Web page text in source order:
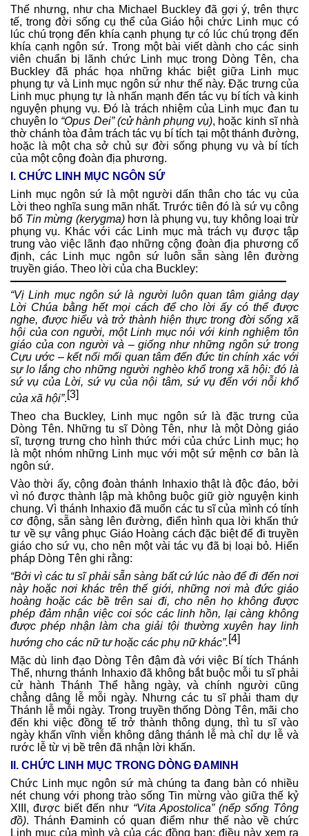
Thế nhưng, như cha Michael Buckley đã gợi ý, trên thực
tế, trong đời sống cụ thể của Giáo hội chức Linh mục có
lúc chú trọng đến khía cạnh phụng tự có lúc chú trọng đến
khía cạnh ngôn sứ. Trong một bài viết dành cho các sinh
viên chuẩn bị lãnh chức Linh mục trong Dòng Tên, cha
Buckley đã phác họa những khác biệt giữa Linh mục
phụng tự và Linh mục ngôn sứ như thế này. Đặc trưng của
Linh mục phụng tự là nhấn mạnh đến tác vụ bí tích và kinh
nguyện phụng vụ. Đó là trách nhiệm của Linh mục đan tu
chuyên lo “Opus Dei” (cử hành phụng vụ), hoặc kinh sĩ nhà
thờ chánh tòa đảm trách tác vụ bí tích tại một thánh đường,
hoặc là một cha sở chủ sự đời sống phụng vụ và bí tích
của một cộng đoàn địa phương.
I. CHỨC LINH MỤC NGÔN SỨ
Linh mục ngôn sứ là một người dấn thân cho tác vụ của
Lời theo nghĩa sung mãn nhất. Trước tiên đó là sứ vụ công
bố Tin mừng (kerygma)hơn là phụng vụ, tuy không loại trừ
phụng vụ. Khác với các Linh mục mà trách vụ được tập
trung vào việc lãnh đạo những cộng đoàn địa phương cố
định, các Linh mục ngôn sứ luôn sẵn sàng lên đường
truyền giáo. Theo lời của cha Buckley:
“Vị Linh mục ngôn sứ là người luôn quan tâm giảng dạy
Lời Chúa bằng hết mọi cách để cho lời ấy có thể được
nghe, được hiểu và trở thành hiện thực trong đời sống xã
hội của con người, một Linh mục nói với kinh nghiệm tôn
giáo của con người và – giống như những ngôn sứ trong
Cựu ước – kết nối mối quan tâm đến đức tin chính xác với
sự lo lắng cho những người nghèo khổ trong xã hội: đó là
sứ vụ của Lời, sứ vụ của nội tâm, sứ vụ đến với nỗi khổ
của xã hội”.[3]
Theo cha Buckley, Linh mục ngôn sứ là đặc trưng của
Dòng Tên. Những tu sĩ Dòng Tên, như là một Dòng giáo
sĩ, tượng trưng cho hình thức mới của chức Linh mục; họ
là một nhóm những Linh mục với một sứ mệnh cơ bản là
ngôn sứ.
Vào thời ấy, cộng đoàn thánh Inhaxio thật là độc đáo, bởi
vì nó được thành lập mà không buộc giữ giờ nguyện kinh
chung. Vì thánh Inhaxio đã muốn các tu sĩ của mình có tính
cơ động, sẵn sàng lên đường, điển hình qua lời khấn thứ
tư về sự vâng phục Giáo Hoàng cách đặc biệt để đi truyền
giáo cho sứ vụ, cho nên một vài tác vụ đã bị loại bỏ. Hiến
pháp Dòng Tên ghi rằng:
“Bởi vì các tu sĩ phải sẵn sàng bất cứ lúc nào để đi đến nơi
này hoặc nơi khác trên thế giới, những nơi mà đức giáo
hoàng hoặc các bề trên sai đi, cho nên họ không được
phép đảm nhận việc coi sóc các linh hồn, lại càng không
được phép nhận làm cha giải tội thường xuyên hay linh
hướng cho các nữ tư hoặc các phụ nữ khác”.[4]
Mặc dù linh đạo Dòng Tên đậm đà với việc Bí tích Thánh
Thể, nhưng thánh Inhaxio đã không bắt buộc mỗi tu sĩ phải
cử hành Thánh Thể hằng ngày, và chính người cũng
chẳng dâng lễ mỗi ngày. Nhưng các tu sĩ phải tham dự
Thánh lễ mỗi ngày. Trong truyền thống Dòng Tên, mãi cho
đến khi việc đồng tế trở thành thông dụng, thì tu sĩ vào
ngày khấn vĩnh viễn không dâng thánh lễ mà chỉ dự lễ và
rước lễ từ vị bề trên đã nhận lời khấn.
II. CHỨC LINH MỤC TRONG DÒNG ĐAMINH
Chức Linh mục ngôn sứ mà chúng ta đang bàn có nhiều
nét chung với phong trào sống Tin mừng vào giữa thế kỷ
XIII, được biết đến như “Vita Apostolica” (nếp sống Tông
đồ). Thánh Đaminh có quan điểm như thế nào về chức
Linh mục của mình và của các đồng bạn: điều này xem ra